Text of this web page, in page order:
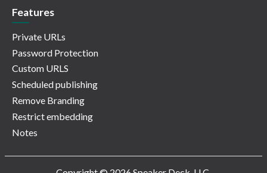
Features
Private URLs
Password Protection
Custom URLS
Scheduled publishing
Remove Branding
Restrict embedding
Notes